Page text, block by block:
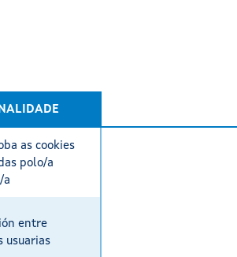
as cookies
polo/a
a
entre
usuarias